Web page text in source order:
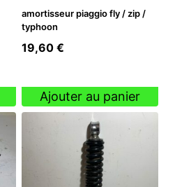
amortisseur piaggio fly / zip /
typhoon
19,60 €
Ajouter au panier